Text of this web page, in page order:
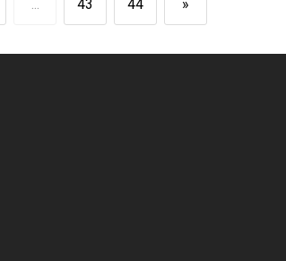
43 44 »